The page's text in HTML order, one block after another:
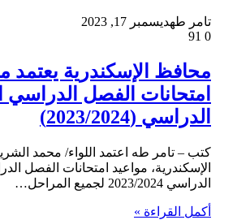
تامر طهديسمبر 17, 2023
0
محافظ الإسكندرية يعتمد
امتحانات الفصل الدراسي
الدراسي (2023/2024)
كتب – تامر طه اعتمد اللواء/ محمد
الإسكندرية، مواعيد امتحانات الفصل
الدراسي 2023/2024 لجميع المراحل…
أكمل القراءة »